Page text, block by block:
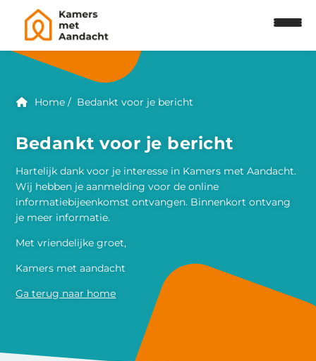
Home Bedankt voor je bericht
Bedankt voor je bericht
Hartelijk dank voor je interesse in Kamers met Aandacht.
Wij hebben je aanmelding voor de online
informatiebijeenkomst ontvangen. Binnenkort ontvang
je meer informatie.
Met vriendelijke groet,
Kamers met aandacht
Ga terug naar home